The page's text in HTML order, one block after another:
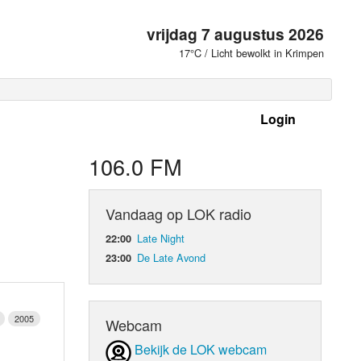
vrijdag 7 augustus 2026
17°C / Licht bewolkt in Krimpen
Login
2005
106.0 FM
Vandaag op LOK radio
22:00 Late Night
23:00 De Late Avond
Webcam
Bekijk de LOK webcam